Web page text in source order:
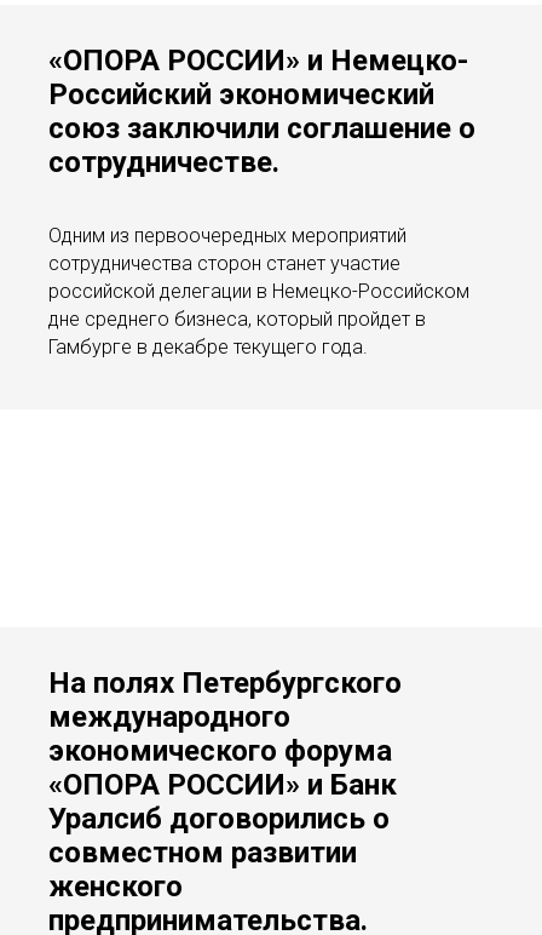
«ОПОРА РОССИИ» и Немецко-
Российский экономический
союз заключили соглашение о
сотрудничестве.
Одним из первоочередных мероприятий
сотрудничества сторон станет участие
российской делегации в Немецко-Российском
дне среднего бизнеса, который пройдет в
Гамбурге в декабре текущего года.
На полях Петербургского
международного
экономического форума
«ОПОРА РОССИИ» и Банк
Уралсиб договорились о
совместном развитии
женского
предпринимательства.